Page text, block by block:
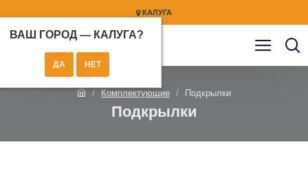
КАЛУГА
ВАШ ГОРОД — КАЛУГА?
Комплектующие Подкрылки
Подкрылки